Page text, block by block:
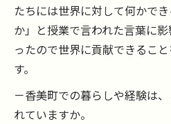
たちには世界に対して何かで
か」と授業で言われた言葉に
ったので世界に貢献できるこ
す。
－香美町での暮らしや経験は
れていますか。